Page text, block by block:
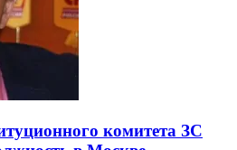
комитета ЗС